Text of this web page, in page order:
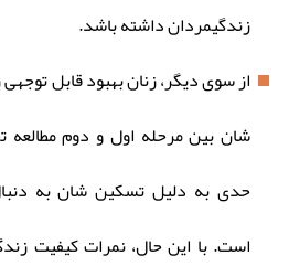
زندگیمردان داشته باشد.
از سوی دیگر، زنان بهبود قابل
شان بین مرحله اول و دوم مطالعه
حدی به دلیل تسکین شان به
است. با این حال، نمرات کیفیت